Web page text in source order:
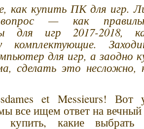
как купить ПК для игр.
вопрос — как
для игр 2017-2018,
комплектующие.
для игр, а заодно
сделать это
et Messieurs!
все ищем ответ на
какие выбрать